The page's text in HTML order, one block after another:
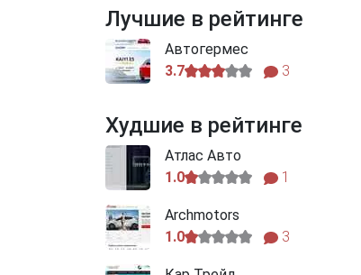
Лучшие в рейтинге
Автогермес
3.7
3
Худшие в рейтинге
Атлас Авто
1.0
1
Archmotors
1.0
3